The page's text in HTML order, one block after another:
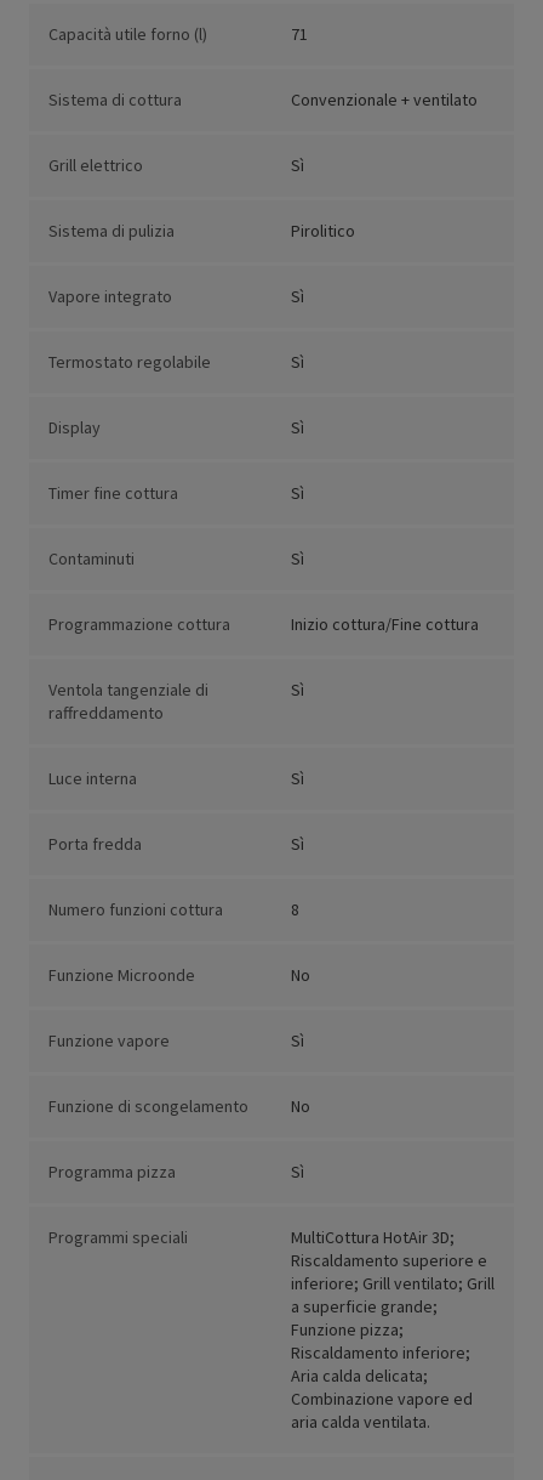
Capacità utile forno (l) 71
Sistema di cottura Convenzionale + ventilato
Grill elettrico Sì
Sistema di pulizia Pirolitico
Vapore integrato Sì
Termostato regolabile Sì
Display Sì
Timer fine cottura Sì
Contaminuti Sì
Programmazione cottura Inizio cottura/Fine cottura
Ventola tangenziale di
raffreddamento
Sì
Luce interna Sì
Porta fredda Sì
Numero funzioni cottura 8
Funzione Microonde No
Funzione vapore Sì
Funzione di scongelamento No
Programma pizza Sì
Programmi speciali
MultiCottura HotAir 3D;
Riscaldamento superiore e
inferiore; Grill ventilato; Grill
a superficie grande;
Funzione pizza;
Riscaldamento inferiore;
Aria calda delicata;
Combinazione vapore ed
aria calda ventilata.